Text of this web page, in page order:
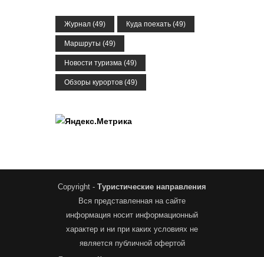
Журнал (49) Куда поехать (49)
Маршруты (49)
Новости туризма (49)
Обзоры курортов (49)
Copyright - Туристические направления
Вся представленная на сайте
информация носит информационный
характер и ни при каких условиях не
является публичной офертой